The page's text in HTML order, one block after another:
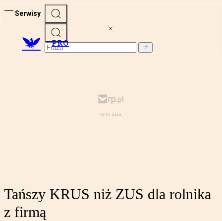
Serwisy
PRO
Tańszy KRUS niż ZUS dla rolnika
z firmą